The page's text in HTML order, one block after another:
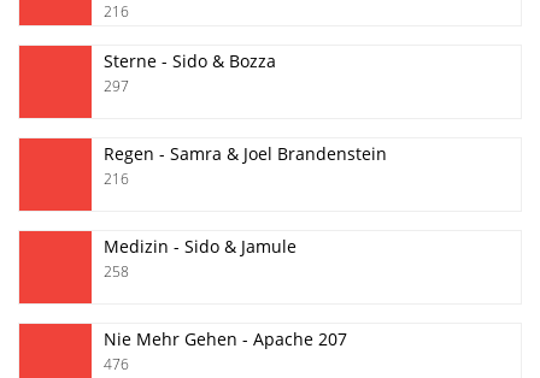
216
Sterne - Sido & Bozza
297
Regen - Samra & Joel Brandenstein
216
Medizin - Sido & Jamule
258
Nie Mehr Gehen - Apache 207
476